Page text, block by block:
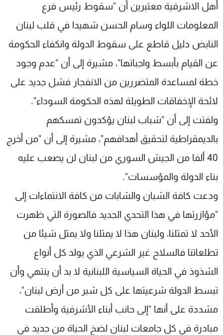
أهل الاشرفية معتبرين أن "سقوط رئيس فرع
المعلومات اللواء وسام الحسن شهيدا في قلب لبنان
النابض دليل قاطع على سقوط الدولة وانكفاء الحكومة
عن القيام بأبسط واجباتها"، مشيرة إلى أن "عدم وجود
خطة لمساعدة المتضررين من الانفجار فشل جديد على
لائحة الإخفاقات الطويلة لهذه الحكومة السوداء".
ولفتت إلى أن "شباب لبنان يؤكدون تمسكهم
بالديمقراطية لتحقيق أهدافهم"، مشيرة إلى أن "من أخرج
40 ألفا من الجيش السوري من لبنان لن يصعب عليه
بناء الدولة والمؤسسات".
ودعت كافة الشبان والشابات من كافة الانتماءات إلى
"مؤازرتها في هذا التحدي الجديد فالصورة التي ظهرت
الأحد لا تمثلنا، ولبنان هذا لا يمثلنا ولا يمثل شيئا من
تطلعاتنا فالسلاح غير الشرعي الذي يولد كل أنواع
الشذوذ في الحياة السياسية اللبنانية لا بد أن ينتهي وأن
تبسط الدولة شرعيتها على كل شبر من أرض لبنان"،
مشددة على أنها "إلى حانب أبناء الأشرفية وأطلقت
مبادرة في كل جامعات لبنان لضخ الحياة من جديد في